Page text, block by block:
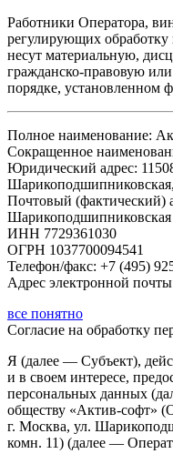
Работники Оператора,
регулирующих
несут материальную,
гражданско-правовую
порядке, установленном
Полное наименование:
Сокращенное
Юридический адрес:
Почтовый (фактический)
Шарикоподшипниковская
ИНН 7729361030
ОГРН 1037700094541
Телефон/факс: +7 (495)
Адрес электронной
все понятно
Согласие на обработку
Я (далее — Субъект),
и в своем интересе,
персональных данных
обществу «Актив-софт»
г. Москва, ул.
комн. 11) (далее —